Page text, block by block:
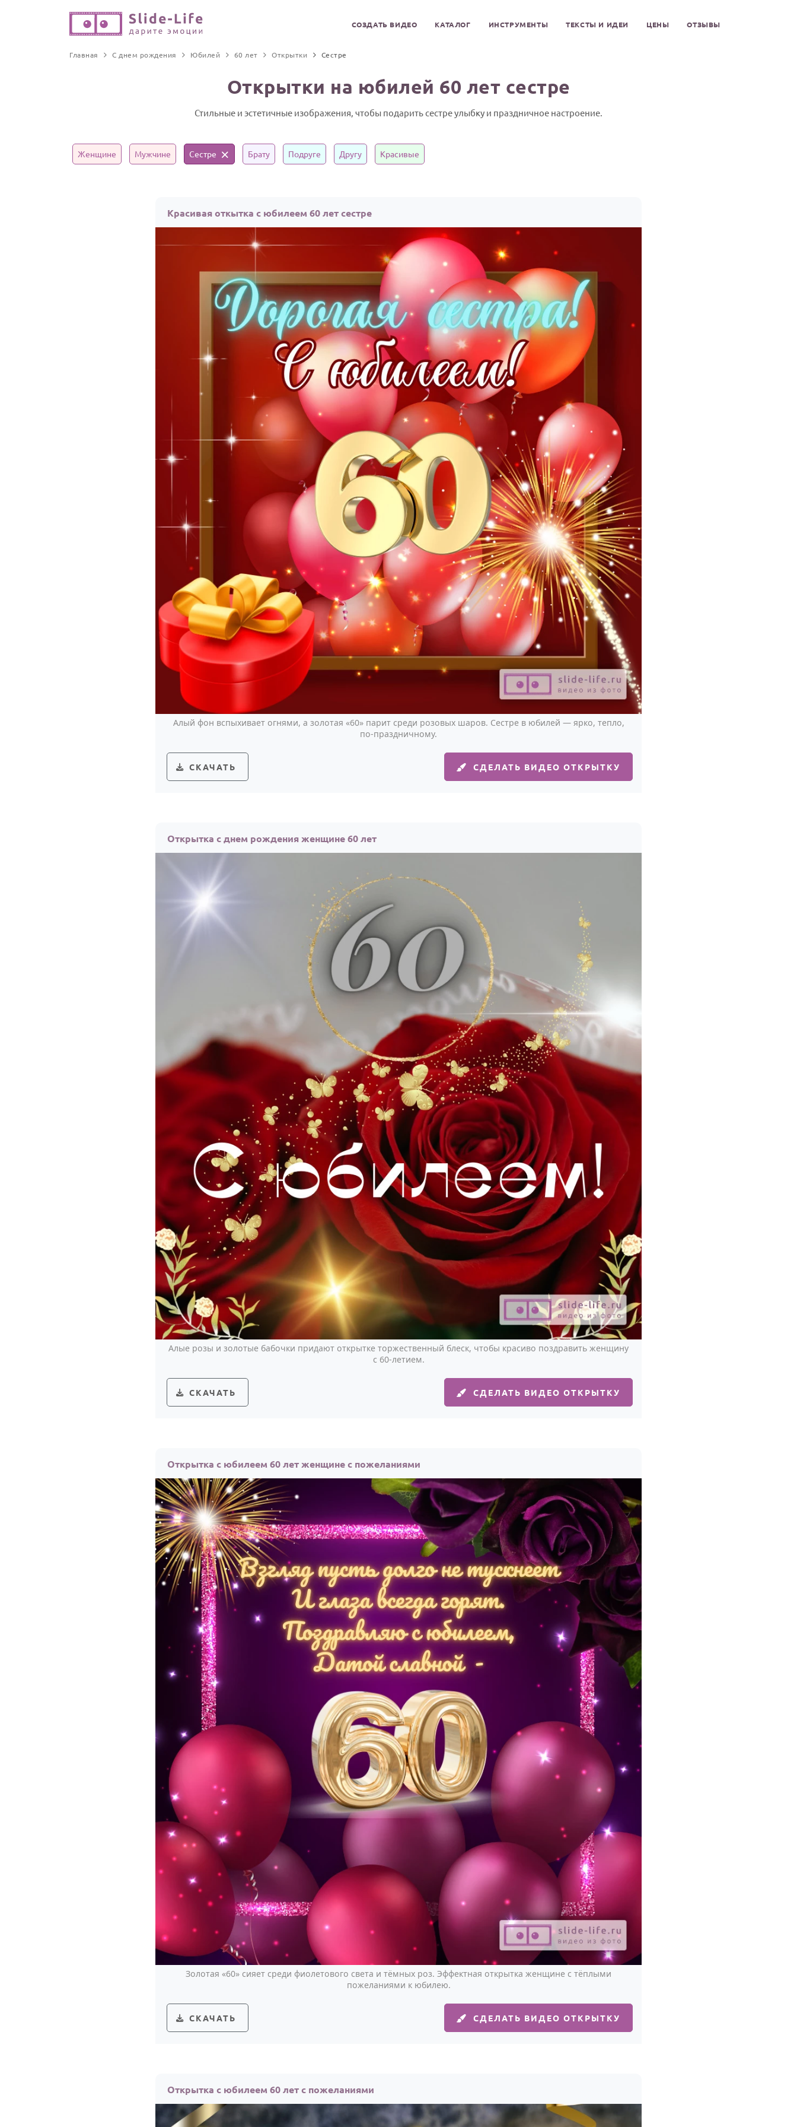
СОЗДАТЬ ВИДЕО КАТАЛОГ ИНСТРУМЕНТЫ ТЕКСТЫ И ИДЕИ ЦЕНЫ ОТЗЫВЫ
Главная С днем рождения Юбилей 60 лет Открытки Сестре
Открытки на юбилей 60 лет сестре
Стильные и эстетичные изображения, чтобы подарить сестре улыбку и праздничное настроение.
Женщине Мужчине Сестре Брату Подруге Другу Красивые
Красивая откытка с юбилеем 60 лет сестре
Алый фон вспыхивает огнями, а золотая «60» парит среди розовых шаров. Сестре в юбилей — ярко, тепло,
по-праздничному.
СКАЧАТЬ СДЕЛАТЬ ВИДЕО ОТКРЫТКУ
Открытка с днем рождения женщине 60 лет
Алые розы и золотые бабочки придают открытке торжественный блеск, чтобы красиво поздравить женщину
с 60-летием.
СКАЧАТЬ СДЕЛАТЬ ВИДЕО ОТКРЫТКУ
Открытка с юбилеем 60 лет женщине с пожеланиями
Золотая «60» сияет среди фиолетового света и тёмных роз. Эффектная открытка женщине с тёплыми
пожеланиями к юбилею.
СКАЧАТЬ СДЕЛАТЬ ВИДЕО ОТКРЫТКУ
Открытка с юбилеем 60 лет с пожеланиями